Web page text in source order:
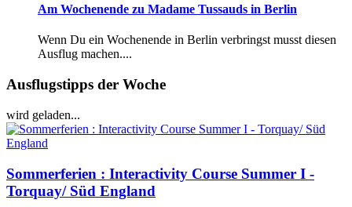
Am Wochenende zu Madame Tussauds in Berlin
Wenn Du ein Wochenende in Berlin verbringst musst diesen
Ausflug machen....
Ausflugstipps der Woche
wird geladen...
Sommerferien : Interactivity Course Summer I -
Torquay/ Süd England